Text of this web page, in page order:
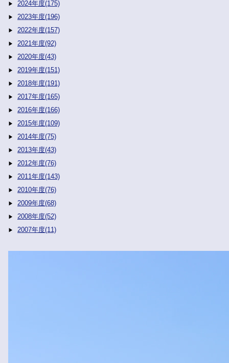
2024年度(175)
2023年度(196)
2022年度(157)
2021年度(92)
2020年度(43)
2019年度(151)
2018年度(191)
2017年度(165)
2016年度(166)
2015年度(109)
2014年度(75)
2013年度(43)
2012年度(76)
2011年度(143)
2010年度(76)
2009年度(68)
2008年度(52)
2007年度(11)